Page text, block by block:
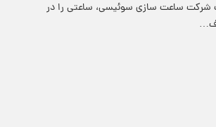
شرکت ساعت سازی سوئیسی، ساعتی را در